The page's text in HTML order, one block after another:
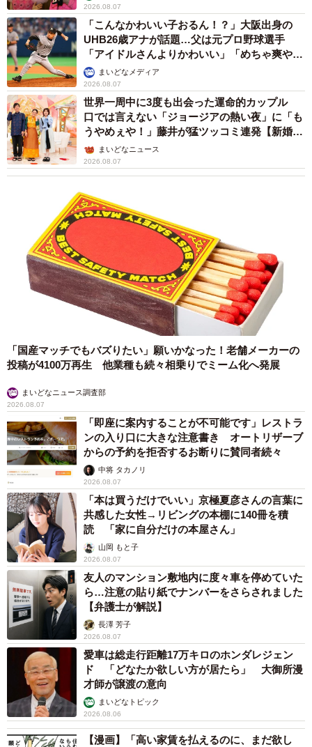
2026.08.07
「こんなかわいい子おるん！？」大阪出身の
UHB26歳アナが話題…父は元プロ野球選手
「アイドルさんよりかわいい」「めちゃ爽や
か」まいどなメディア
2026.08.07
世界一周中に3度も出会った運命的カップル
口では言えない「ジョージアの熱い夜」に「も
うやめぇや！」藤井が猛ツッコミ連発【新婚さ
ん】まいどなニュース
2026.08.07
「国産マッチでもバズりたい」願いかなった！老舗メーカーの
投稿が4100万再生 他業種も続々相乗りでミーム化へ発展
まいどなニュース調査部
2026.08.07
「即座に案内することが不可能です」レストラ
ンの入り口に大きな注意書き オートリザーブ
からの予約を拒否するお断りに賛同者続々
中将 タカノリ
2026.08.07
「本は買うだけでいい」京極夏彦さんの言葉に
共感した女性→リビングの本棚に140冊を積
読 「家に自分だけの本屋さん」
山岡 もと子
2026.08.07
友人のマンション敷地内に度々車を停めていた
ら…注意の貼り紙でナンバーをさらされました
【弁護士が解説】
長澤 芳子
2026.08.07
愛車は総走行距離17万キロのホンダレジェン
ド 「どなたか欲しい方が居たら」 大御所漫
才師が譲渡の意向
まいどなトピック
2026.08.06
【漫画】「高い家賃を払えるのに、まだ欲し